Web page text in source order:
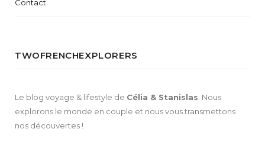
Contact
TWOFRENCHEXPLORERS
Le blog voyage & lifestyle de Célia & Stanislas . Nous
explorons le monde en couple et nous vous transmettons
nos découvertes !